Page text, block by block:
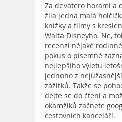
Za devatero horami a
žila jedna malá
knížky a filmy s
Walta Disneyho. Ne,
recenzi nějaké
pokus o písemné
nejlepšího výletu
jednoho z
zážitků. Takže se
dejte se do čtení a
okamžiků začnete
cestovních kanceláří.